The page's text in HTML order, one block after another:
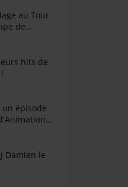
au Tour
de
hits de
un épisode
Damien le